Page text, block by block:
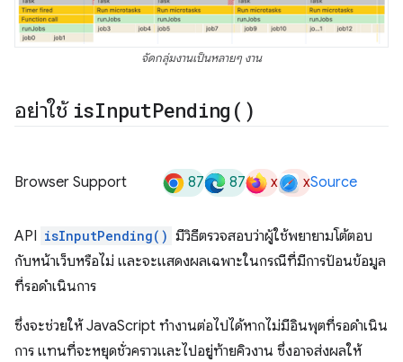
จัดกลุ่มงานเป็นหลายๆ งาน
อย่าใช้ isInputPending( )
Browser Support 87 87 x xSource
API isInputPending() มีวิธีตรวจสอบว่าผู้ใช้พยายามโต้ตอบ
กับหน้าเว็บหรือไม่ และจะแสดงผลเฉพาะในกรณีที่มีการป้อนข้อมูล
ที่รอดำเนินการ
ซึ่งจะช่วยให้ JavaScript ทำงานต่อไปได้หากไม่มีอินพุตที่รอดำเนิน
การ แทนที่จะหยุดชั่วคราวและไปอยู่ท้ายคิวงาน ซึ่งอาจส่งผลให้